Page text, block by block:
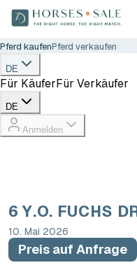
Pferd kaufenPferd verkaufen
DE
Für KäuferFür Verkäufer
DE
Anmelden
6 Y.O. FUCHS
10. Mai 2026
Preis auf Anfrage